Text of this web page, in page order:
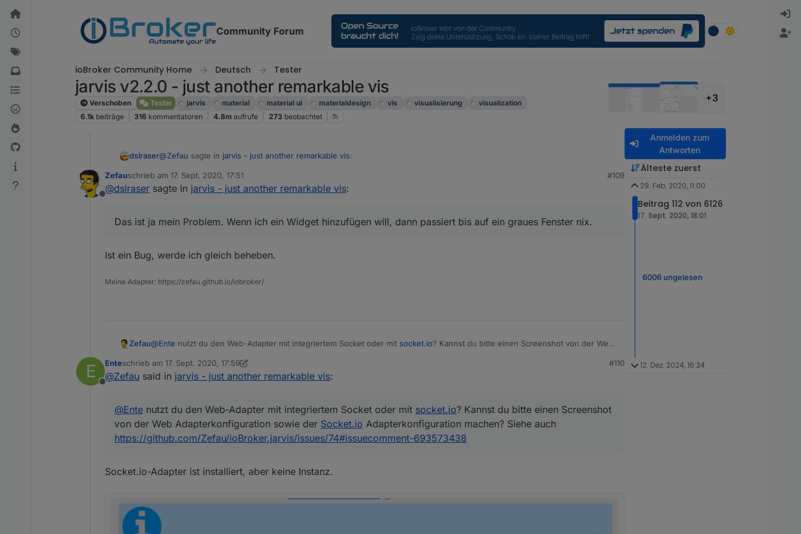
Weiter zum Inhalt
Community Forum
ioBroker Community Home Deutsch Tester
jarvis v2.2.0 - just another remarkable vis
Verschoben Tester jarvis material material ui materialdesign vis visualisierung
visualization
6.1k beiträge 316 kommentatoren 4.8m aufrufe 273 beobachtet
+3
dslraser@Zefau sagte in jarvis - just another remarkable vis:
add new group ist veraltet. Wo steht das? Das muss ich raus nehmen.
https://github.com/Zefau/ioBroker.jarvis/wiki
Offline
Zefauschrieb am 17. Sept. 2020, 17:51
zuletzt editiert von
#109
@dslraser sagte in jarvis - just another remarkable vis:
Das ist ja mein Problem. Wenn ich ein Widget hinzufügen will, dann passiert bis auf ein graues Fenster nix.
Ist ein Bug, werde ich gleich beheben.
Meine Adapter: https://zefau.github.io/iobroker/
Zefau@Ente nutzt du den Web-Adapter mit integriertem Socket oder mit socket.io? Kannst du bitte einen Screenshot von der Web
https://github.com/Zefau/ioBroker.jarvis/issues/74#issuecomment-693573438
E
Offline
Enteschrieb am 17. Sept. 2020, 17:59
zuletzt editiert von Ente
#110
@Zefau said in jarvis - just another remarkable vis:
@Ente nutzt du den Web-Adapter mit integriertem Socket oder mit socket.io? Kannst du bitte einen Screenshot
von der Web Adapterkonfiguration sowie der Socket.io Adapterkonfiguration machen? Siehe auch
https://github.com/Zefau/ioBroker.jarvis/issues/74#issuecomment-693573438
Socket.io-Adapter ist installiert, aber keine Instanz.
Anmelden zum
Antworten
Älteste zuerst
29. Feb. 2020, 11:00
Beitrag 112 von 6126
17. Sept. 2020, 18:01
6006 ungelesen
12. Dez. 2024, 16:24